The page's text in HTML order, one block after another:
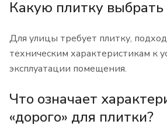
Какую плитку
Для улицы требует плитку,
техническим характеристикам к
эксплуатации помещения.
Что означает
«дорого» для плитки?